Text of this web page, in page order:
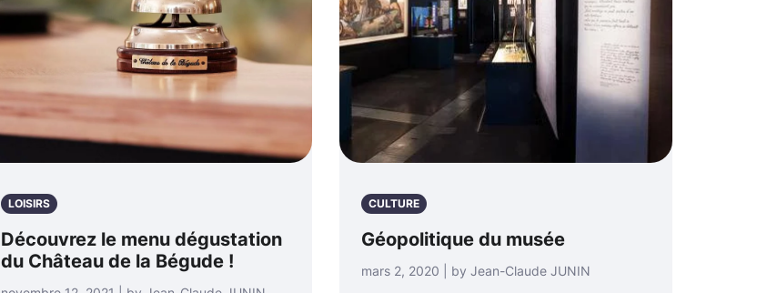
LOISIRS
Découvrez le menu dégustation
du Château de la Bégude !
CULTURE
Géopolitique du musée
mars 2, 2020 | by Jean-Claude JUNIN